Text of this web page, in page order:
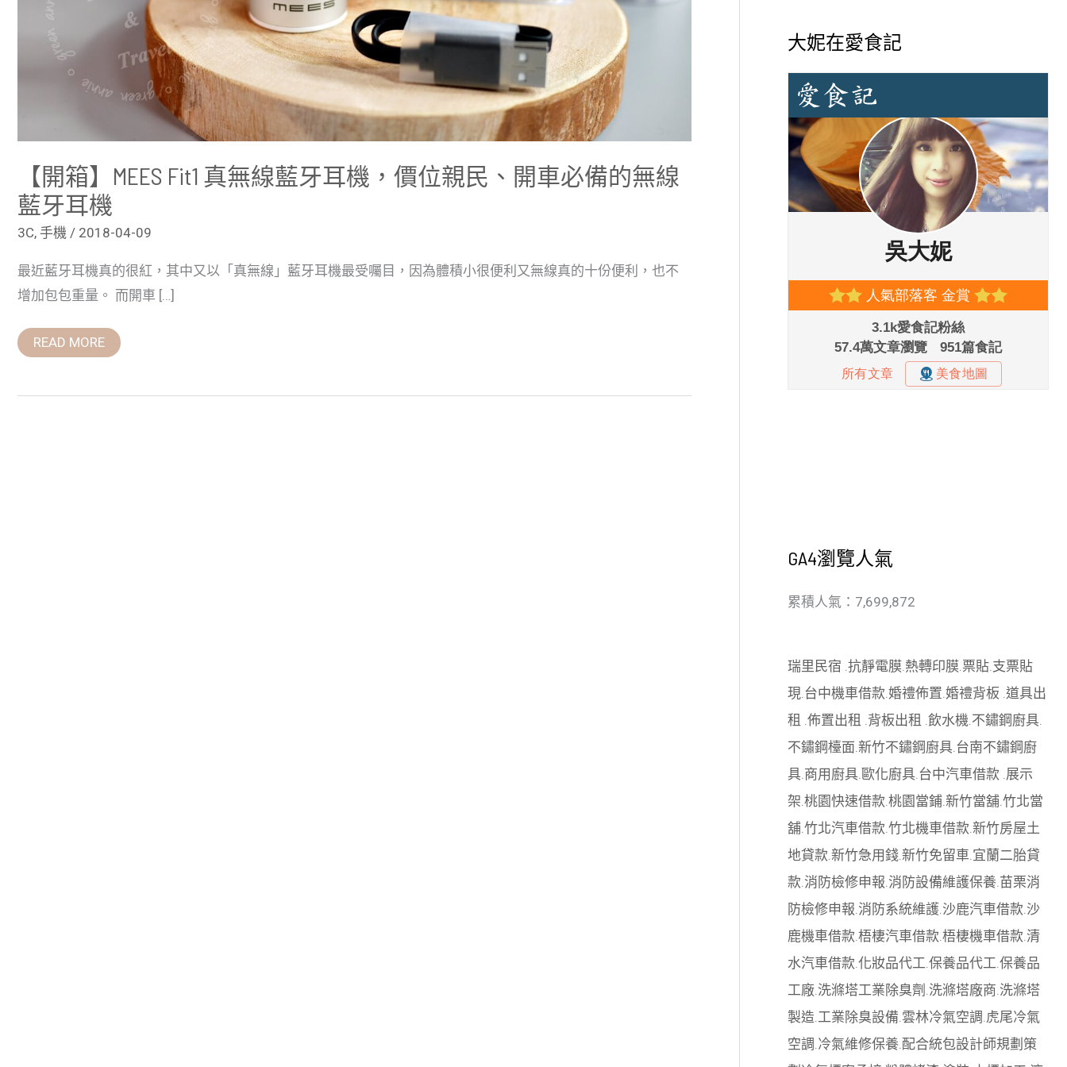
【開箱】MEES Fit1 真無線藍牙耳機，價位親民、開車必備的無線
藍牙耳機
3C, 手機 / 2018-04-09
最近藍牙耳機真的很紅，其中又以「真無線」藍牙耳機最受囑目，因為體積小很便利又無線真的十份便利，也不
增加包包重量。 而開車 […]
READ MORE
大妮在愛食記
GA4瀏覽人氣
累積人氣：7,699,872
瑞里民宿 .抗靜電膜.熱轉印膜.票貼.支票貼
現.台中機車借款.婚禮佈置.婚禮背板 .道具出
租 .佈置出租 .背板出租 .飲水機.不鏽鋼廚具.
不鏽鋼檯面.新竹不鏽鋼廚具.台南不鏽鋼廚
具.商用廚具.歐化廚具.台中汽車借款 .展示
架.桃園快速借款.桃園當鋪.新竹當舖.竹北當
舖.竹北汽車借款.竹北機車借款.新竹房屋土
地貸款.新竹急用錢.新竹免留車.宜蘭二胎貸
款.消防檢修申報.消防設備維護保養.苗栗消
防檢修申報.消防系統維護.沙鹿汽車借款.沙
鹿機車借款.梧棲汽車借款.梧棲機車借款.清
水汽車借款.化妝品代工.保養品代工.保養品
工廠.洗滌塔工業除臭劑 .洗滌塔廠商.洗滌塔
製造.工業除臭設備.雲林冷氣空調.虎尾冷氣
空調.冷氣維修保養.配合統包設計師規劃策